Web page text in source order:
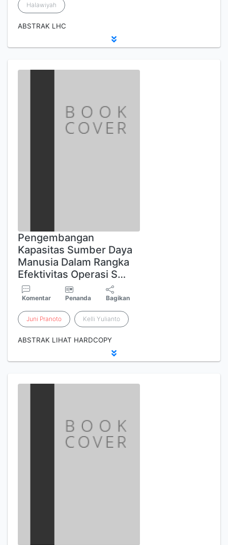
Halawiyah
ABSTRAK LHC
Pengembangan
Kapasitas Sumber Daya
Manusia Dalam Rangka
Efektivitas Operasi S…
Komentar Penanda Bagikan
Juni Pranoto Kelli Yulianto
ABSTRAK LIHAT HARDCOPY